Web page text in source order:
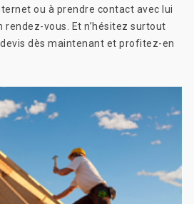
ou à prendre contact avec lui
rendez-vous. Et n’hésitez surtout
dès maintenant et profitez-en